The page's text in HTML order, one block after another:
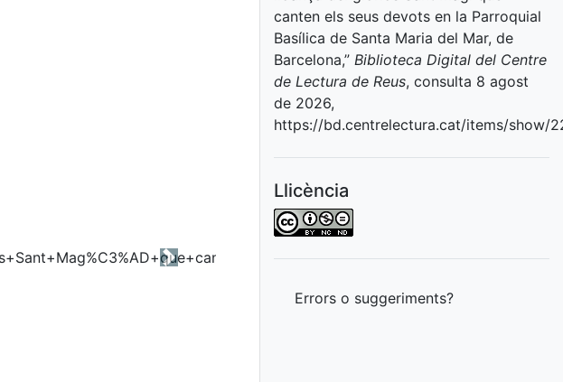
Next
canten els seus devots en la Parroquial
Basílica de Santa Maria del Mar, de
Barcelona,” Biblioteca Digital del Centre
de Lectura de Reus, consulta 8 agost
de 2026,
https://bd.centrelectura.cat/items/show/
Llicència
Errors o suggeriments?